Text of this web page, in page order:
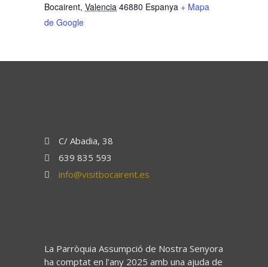
Bocairent, Valencia 46880 Espanya + Mapa
de Google
C/ Abadia, 38
639 835 593
info@visitbocairent.es
La Parròquia Assumpció de Nostra Senyora
ha comptat en l’any 2025 amb una ajuda de